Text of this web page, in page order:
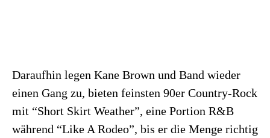
Daraufhin legen Kane Brown und Band wieder
einen Gang zu, bieten feinsten 90er Country-Rock
mit “Short Skirt Weather”, eine Portion R&B
während “Like A Rodeo”, bis er die Menge richtig